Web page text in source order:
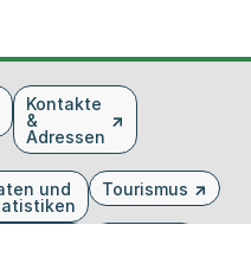
Kontakte
&
Adressen
und
Tourismus